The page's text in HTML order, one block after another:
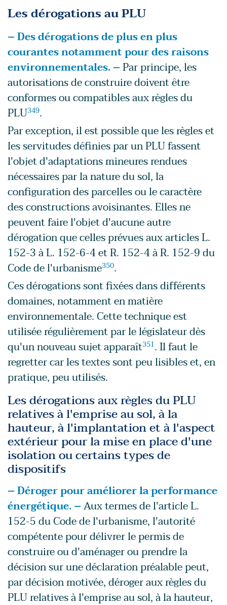
Les dérogations au PLU
– Des dérogations de plus en plus
courantes notamment pour des raisons
environnementales. –Par principe, les
autorisations de construire doivent être
conformes ou compatibles aux règles du
PLU349.
Par exception, il est possible que les règles et
les servitudes définies par un PLU fassent
l'objet d'adaptations mineures rendues
nécessaires par la nature du sol, la
configuration des parcelles ou le caractère
des constructions avoisinantes. Elles ne
peuvent faire l'objet d'aucune autre
dérogation que celles prévues aux articles L.
152-3 à L. 152-6-4 et R. 152-4 à R. 152-9 du
Code de l'urbanisme350.
Ces dérogations sont fixées dans différents
domaines, notamment en matière
environnementale. Cette technique est
utilisée régulièrement par le législateur dès
qu'un nouveau sujet apparaît351. Il faut le
regretter car les textes sont peu lisibles et, en
pratique, peu utilisés.
Les dérogations aux règles du PLU
relatives à l'emprise au sol, à la
hauteur, à l'implantation et à l'aspect
extérieur pour la mise en place d'une
isolation ou certains types de
dispositifs
– Déroger pour améliorer la performance
énergétique. –Aux termes de l'article L.
152-5 du Code de l'urbanisme, l'autorité
compétente pour délivrer le permis de
construire ou d'aménager ou prendre la
décision sur une déclaration préalable peut,
par décision motivée, déroger aux règles du
PLU relatives à l'emprise au sol, à la hauteur,